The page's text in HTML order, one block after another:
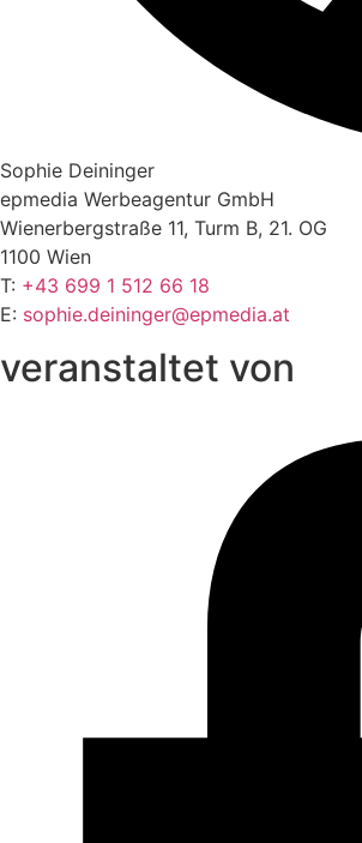
Sophie Deininger
epmedia Werbeagentur GmbH
Wienerbergstraße 11, Turm B, 21. OG
1100 Wien
T: +43 699 1 512 66 18
E: sophie.deininger@epmedia.at
veranstaltet von